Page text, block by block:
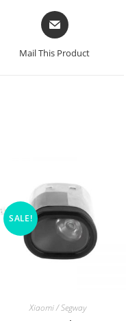
Mail This Product
SALE!
Xiaomi / Segway